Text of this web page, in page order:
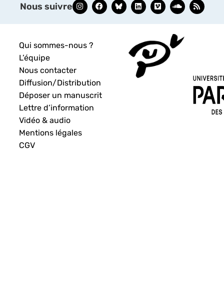
Nous suivre
Qui sommes-nous ?
L’équipe
Nous contacter
Diffusion/Distribution
Déposer un manuscrit
Lettre d’information
Vidéo & audio
Mentions légales
CGV